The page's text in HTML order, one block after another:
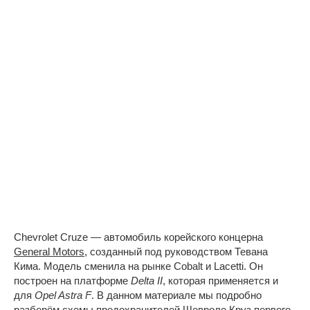
Chevrolet Cruze — автомобиль корейского концерна
General Motors, созданный под руководством Тевана
Кима. Модель сменила на рынке Cobalt и Lacetti. Он
построен на платформе Delta II, которая применяется и
для Opel Astra F. В данном материале мы подробно